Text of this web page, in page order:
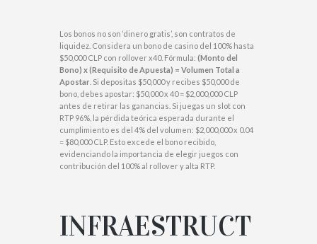
Los bonos no son ‘dinero gratis’, son contratos de
liquidez. Considera un bono de casino del 100% hasta
$50,000 CLP con rollover x40. Fórmula: (Monto del
Bono) x (Requisito de Apuesta) = Volumen Total a
Apostar . Si depositas $50,000 y recibes $50,000 de
bono, debes apostar: $50,000 x 40 = $2,000,000 CLP
antes de retirar las ganancias. Si juegas un slot con
RTP 96%, la pérdida teórica esperada durante el
cumplimiento es del 4% del volumen: $2,000,000 x 0.04
= $80,000 CLP. Esto excede el bono recibido,
evidenciando la importancia de elegir juegos con
contribución del 100% al rollover y alta RTP.
INFRAESTRUCT